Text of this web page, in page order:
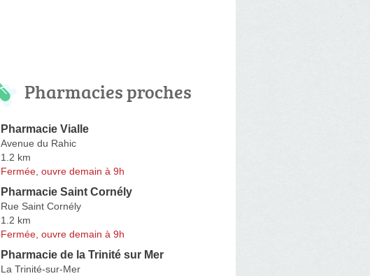
Pharmacies proches
Pharmacie Vialle
Avenue du Rahic
1.2 km
Fermée, ouvre demain à 9h
Pharmacie Saint Cornély
Rue Saint Cornély
1.2 km
Fermée, ouvre demain à 9h
Pharmacie de la Trinité sur Mer
La Trinité-sur-Mer